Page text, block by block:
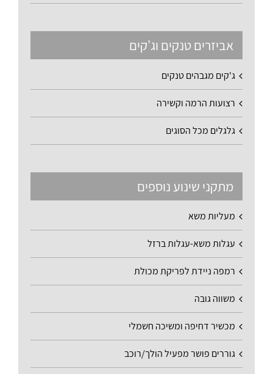
אביזרים טנקים וג'קים
ג'קים מגבהים טנקים
רצועות הרמה וקשירה
גלגלים מכל הסוגים
מתקני שינוע נוספים
מעליות משא
עגלות משא-עגלות ברזל
רמפה ניידת לפריקת מכולת
משווה גובה
מכשיר דחיפה ומשיכה חשמלי
גוררים פושר מפעיל הולך/רוכב